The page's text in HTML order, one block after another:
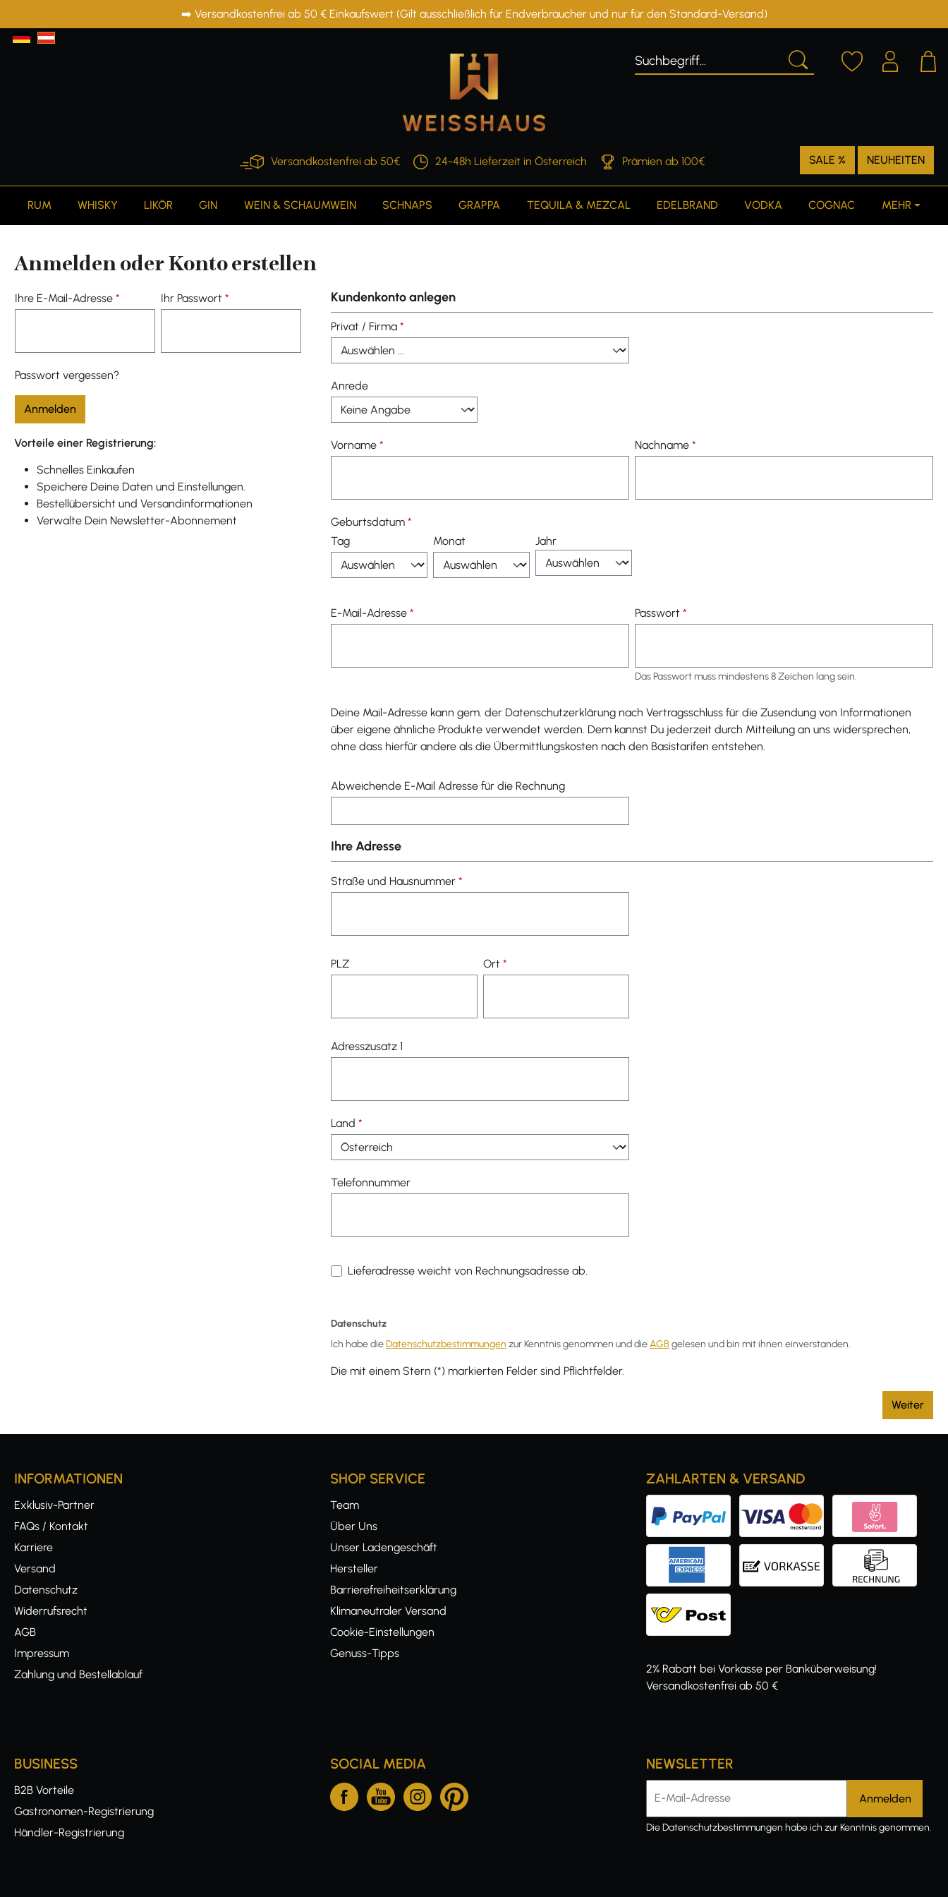
Zur Hauptnavigation springen➡️ Versandkostenfrei ab 50 € Einkaufswert (Gilt ausschließlich für Endverbraucher und nur für den Standard-Versand)
Versandkostenfrei ab 50€ 24-48h Lieferzeit in Österreich Prämien ab 100€ SALE % NEUHEITEN
RUM WHISKY LIKÖR GIN WEIN & SCHAUMWEIN SCHNAPS GRAPPA TEQUILA & MEZCAL EDELBRAND VODKA COGNAC MEHR
Anmelden oder Konto erstellen
Ihre E-Mail-Adresse * Ihr Passwort *
Passwort vergessen?
Anmelden
Vorteile einer Registrierung:
Schnelles Einkaufen
Speichere Deine Daten und Einstellungen.
Bestellübersicht und Versandinformationen
Verwalte Dein Newsletter-Abonnement
Kundenkonto anlegen
Privat / Firma *
Anrede
Vorname * Nachname *
Geburtsdatum *
Tag
Monat Jahr
E-Mail-Adresse * Passwort *
Das Passwort muss mindestens 8 Zeichen lang sein.
Deine Mail-Adresse kann gem. der Datenschutzerklärung nach Vertragsschluss für die Zusendung von Informationen
über eigene ähnliche Produkte verwendet werden. Dem kannst Du jederzeit durch Mitteilung an uns widersprechen,
ohne dass hierfür andere als die Übermittlungskosten nach den Basistarifen entstehen.
Abweichende E-Mail Adresse für die Rechnung
Ihre Adresse
Straße und Hausnummer *
PLZ Ort *
Adresszusatz 1
Land *
Telefonnummer
Lieferadresse weicht von Rechnungsadresse ab.
Datenschutz
Ich habe dieDatenschutzbestimmungen zur Kenntnis genommen und dieAGBgelesen und bin mit ihnen einverstanden.
Die mit einem Stern (*) markierten Felder sind Pflichtfelder.
Weiter
INFORMATIONEN
Exklusiv-Partner
FAQs / Kontakt
Karriere
Versand
Datenschutz
Widerrufsrecht
AGB
Impressum
Zahlung und Bestellablauf
SHOP SERVICE
Team
Über Uns
Unser Ladengeschäft
Hersteller
Barrierefreiheitserklärung
Klimaneutraler Versand
Cookie-Einstellungen
Genuss-Tipps
ZAHLARTEN & VERSAND
2% Rabatt bei Vorkasse per Banküberweisung!
Versandkostenfrei ab 50 €
BUSINESS
B2B Vorteile
Gastronomen-Registrierung
Händler-Registrierung
SOCIAL MEDIA NEWSLETTER
E-Mail-Adresse
DieDatenschutzbestimmungen habe ich zur Kenntnis genommen.